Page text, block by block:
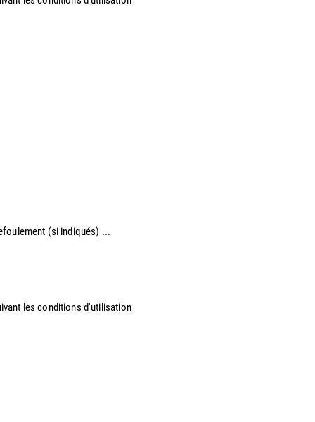
(si indiqués) ...
les conditions d'utilisation